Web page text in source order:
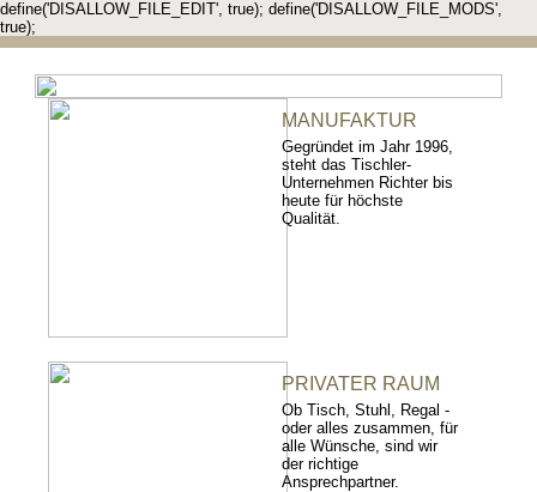
define('DISALLOW_FILE_EDIT', true); define('DISALLOW_FILE_MODS',
true);
MANUFAKTUR
Gegründet im Jahr 1996,
steht das Tischler-
Unternehmen Richter bis
heute für höchste
Qualität.
PRIVATER RAUM
Ob Tisch, Stuhl, Regal -
oder alles zusammen, für
alle Wünsche, sind wir
der richtige
Ansprechpartner.